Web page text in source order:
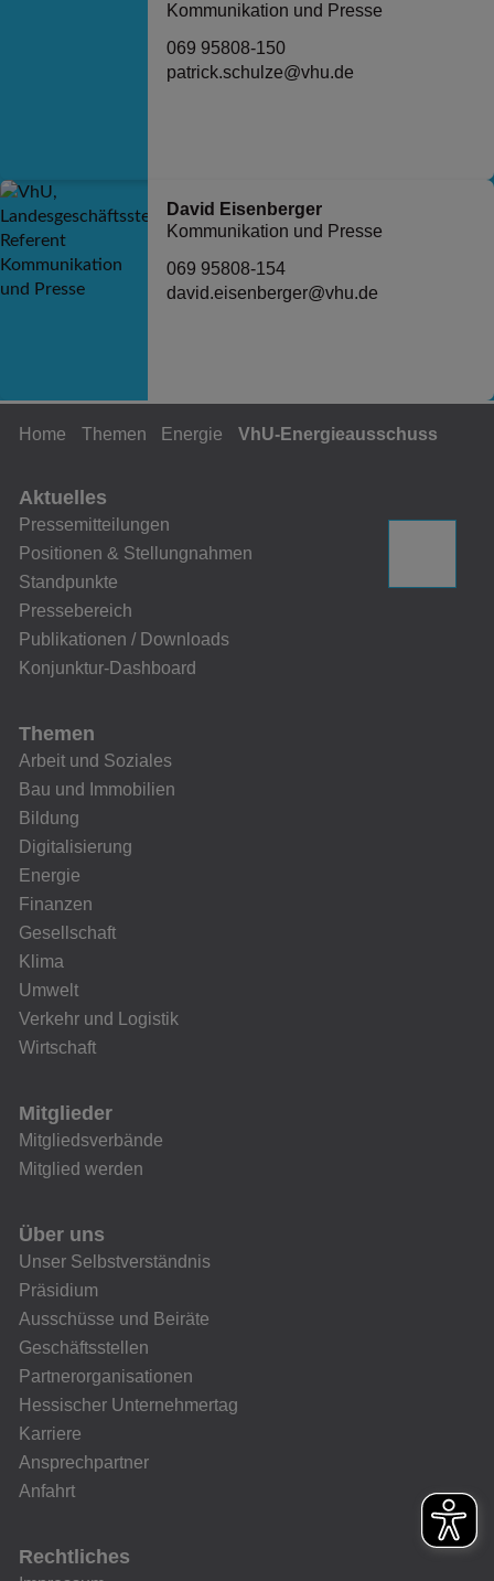
Kommunikation und Presse
069 95808-150
patrick.schulze@vhu.de
David Eisenberger
Kommunikation und Presse
069 95808-154
david.eisenberger@vhu.de
Home Themen Energie VhU-Energieausschuss
Aktuelles
Pressemitteilungen
Positionen & Stellungnahmen
Standpunkte
Pressebereich
Publikationen / Downloads
Konjunktur-Dashboard
Themen
Arbeit und Soziales
Bau und Immobilien
Bildung
Digitalisierung
Energie
Finanzen
Gesellschaft
Klima
Umwelt
Verkehr und Logistik
Wirtschaft
Mitglieder
Mitgliedsverbände
Mitglied werden
Über uns
Unser Selbstverständnis
Präsidium
Ausschüsse und Beiräte
Geschäftsstellen
Partnerorganisationen
Hessischer Unternehmertag
Karriere
Ansprechpartner
Anfahrt
Rechtliches